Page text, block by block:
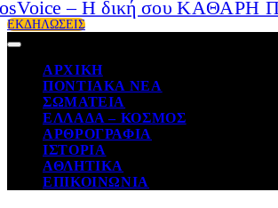
ΕΚΔΗΛΩΣΕΙΣ
ΑΡΧΙΚΗ
ΠΟΝΤΙΑΚΑ ΝΕΑ
ΣΩΜΑΤΕΙΑ
ΕΛΛΑΔΑ – ΚΟΣΜΟΣ
ΑΡΘΡΟΓΡΑΦΙΑ
ΙΣΤΟΡΙΑ
ΑΘΛΗΤΙΚΑ
ΕΠΙΚΟΙΝΩΝΙΑ